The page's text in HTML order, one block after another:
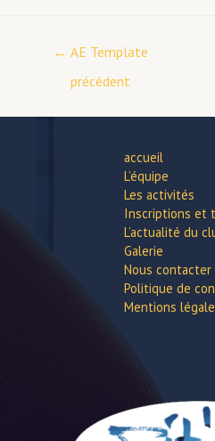
← AE Template
précédent
accueil
L’équipe
Les activités
Inscriptions et
L’actualité du
Galerie
Nous contacter
Politique de
Mentions